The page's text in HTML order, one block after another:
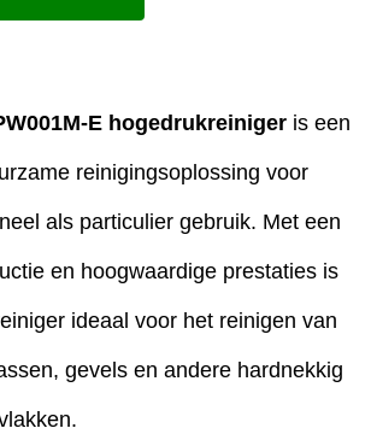
E hogedrukreiniger is een
reinigingsoplossing voor
als particulier gebruik. Met een
en hoogwaardige prestaties is
ideaal voor het reinigen van
gevels en andere hardnekkig